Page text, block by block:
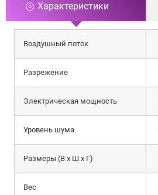
Характеристики
Воздушный поток
Разрежение
Электрическая мощность
Уровень шума
Размеры (В х Ш х Г)
Вес